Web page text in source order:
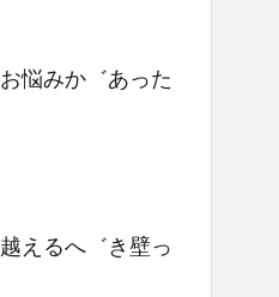
悩みか゛あった
えるへ゛き壁っ